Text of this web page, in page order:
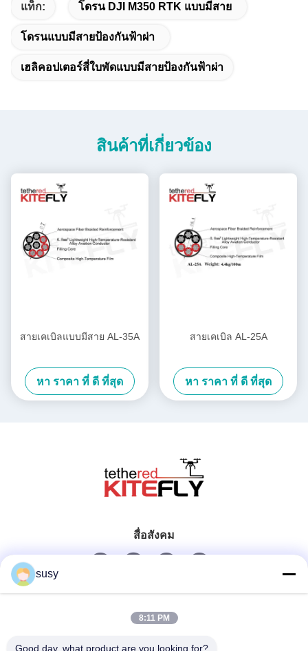
แท็ก: โดรน DJI M350 RTK แบบมีสาย
โดรนแบบมีสายป้องกันฟ้าผ่า
เฮลิคอปเตอร์สี่ใบพัดแบบมีสายป้องกันฟ้าผ่า
สินค้าที่เกี่ยวข้อง
สายเคเบิลแบบมีสาย AL-35A
หา ราคา ที่ ดี ที่สุด
สายเคเบิล AL-25A
หา ราคา ที่ ดี ที่สุด
สื่อสังคม
ติดต่อเร็ว
susy
8:11 PM
Good day, what product are you looking for?